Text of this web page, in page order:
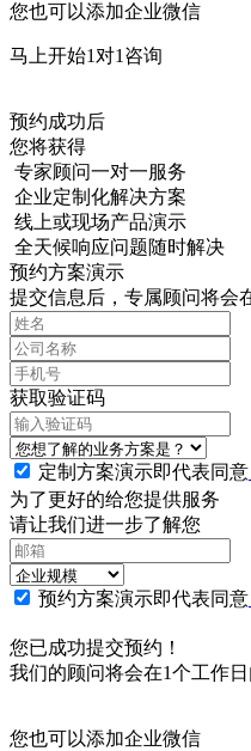
您也可以添加企业微信
马上开始1对1咨询
预约成功后
您将获得
专家顾问一对一服务
企业定制化解决方案
线上或现场产品演示
全天候响应问题随时解决
预约方案演示
提交信息后，专属顾问将会
获取验证码
定制方案演示即代表同意
为了更好的给您提供服务
请让我们进一步了解您
预约方案演示即代表同意
您已成功提交预约！
我们的顾问将会在1个工作
您也可以添加企业微信